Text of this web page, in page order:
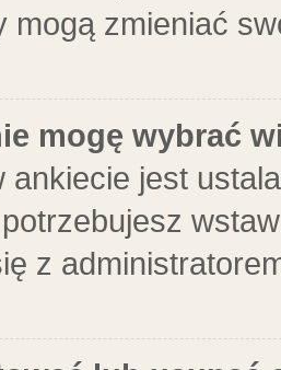
mogą zmieniać
mogę wybrać
ankiecie jest
z